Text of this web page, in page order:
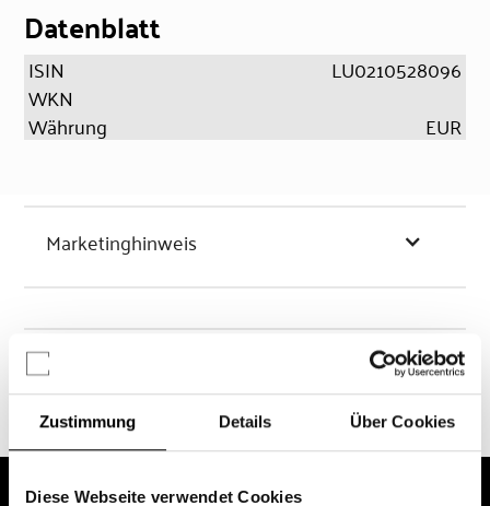
Zustimmung Details Über Cookies
Diese Webseite verwendet Cookies
Datenblatt
ISIN
LU0210528096
WKN
Währung
EUR
Marketinghinweis
Chancen & Risiken